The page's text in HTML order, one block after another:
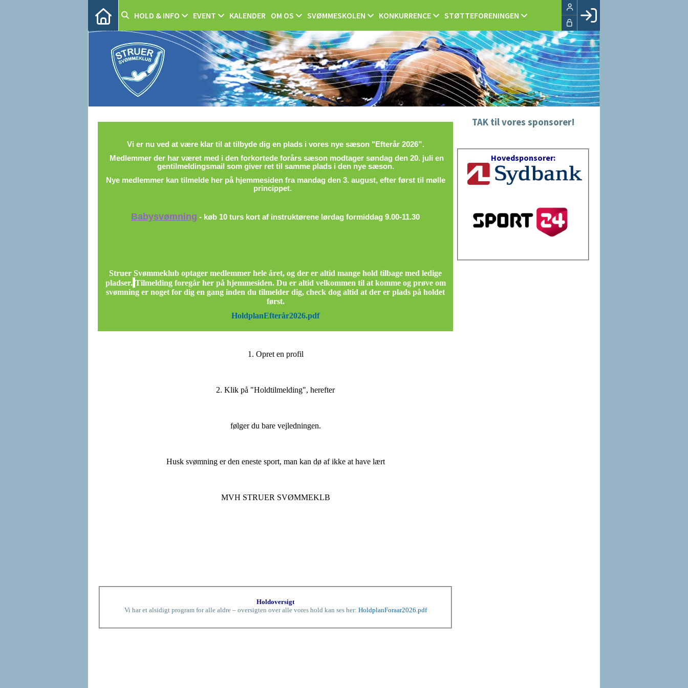
HOLD & INFO EVENT KALENDER OM OS SVØMMESKOLEN KONKURRENCE STØTTEFORENINGEN
Facebook login
Husk mig
Glemt password
Opret profil
LOG IND
Vi er nu ved at være klar til at tilbyde dig en plads i vores nye sæson "Efterår 2026”.
Medlemmer der har været med i den forkortede forårs sæson modtager søndag den 20. juli en
gentilmeldingsmail som giver ret til samme plads i den nye sæson.
Nye medlemmer kan tilmelde her på hjemmesiden fra mandag den 3. august, efter først til mølle
princippet.
Babysvømning - køb 10 turs kort af instruktørene lørdag formiddag 9.00-11.30
Struer Svømmeklub optager medlemmer hele året, og der er altid mange hold tilbage med ledige
pladser. Tilmelding foregår her på hjemmesiden. Du er altid velkommen til at komme og prøve om
svømning er noget for dig en gang inden du tilmelder dig, check dog altid at der er plads på holdet
først.
HoldplanEfterår2026.pdf
1. Opret en profil
2. Klik på "Holdtilmelding", herefter
følger du bare vejledningen.
Husk svømning er den eneste sport, man kan dø af ikke at have lært
MVH STRUER SVØMMEKLB
Holdoversigt
Vi har et alsidigt program for alle aldre – oversigten over alle vores hold kan ses her: HoldplanForaar2026.pdf
TAK til vores sponsorer!
Hovedsponsorer: